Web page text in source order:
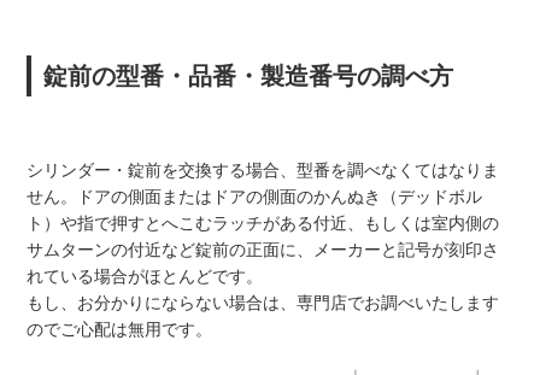
錠前の型番・品番・製造番号の調べ方
シリンダー・錠前を交換する場合、型番を調べなくてはなりま
せん。ドアの側面またはドアの側面のかんぬき（デッドボル
ト）や指で押すとへこむラッチがある付近、もしくは室内側の
サムターンの付近など錠前の正面に、メーカーと記号が刻印さ
れている場合がほとんどです。
もし、お分かりにならない場合は、専門店でお調べいたします
のでご心配は無用です。